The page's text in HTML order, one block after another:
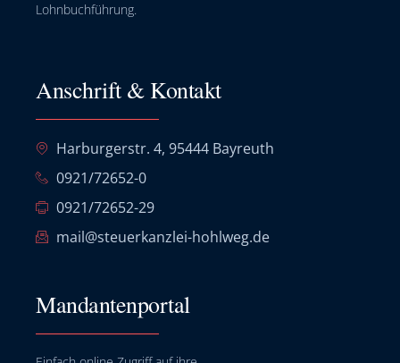
Lohnbuchführung.
Anschrift & Kontakt
Harburgerstr. 4, 95444 Bayreuth
0921/72652-0
0921/72652-29
mail@steuerkanzlei-hohlweg.de
Mandantenportal